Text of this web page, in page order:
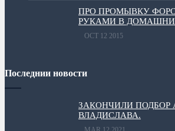
ПРО ПРОМЫВКУ
РУКАМИ В
OCT 12 2015
Последнии новости
ЗАКОНЧИЛИ ПОДБОР
ВЛАДИСЛАВА.